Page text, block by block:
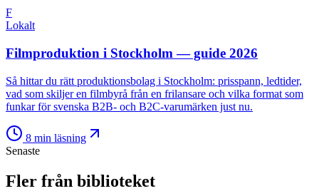
F
Lokalt
Filmproduktion i Stockholm — guide 2026
Så hittar du rätt produktionsbolag i Stockholm: prisspann, ledtider,
vad som skiljer en filmbyrå från en frilansare och vilka format som
funkar för svenska B2B- och B2C-varumärken just nu.
8 min läsning
Senaste
Fler från biblioteket